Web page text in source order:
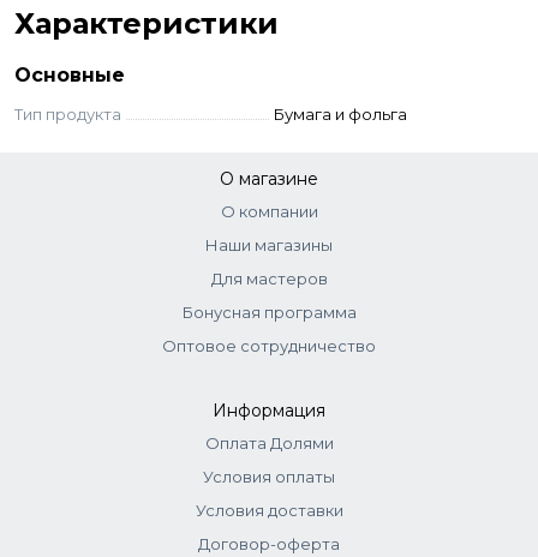
Характеристики
Основные
Тип продукта Бумага и фольга
О магазине
О компании
Наши магазины
Для мастеров
Бонусная программа
Оптовое сотрудничество
Информация
Оплата Долями
Условия оплаты
Условия доставки
Договор-оферта